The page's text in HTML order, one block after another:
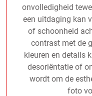
onvolledigheid
een uitdaging kan
of schoonheid
contrast met de
kleuren en details
desoriëntatie of
wordt om de
foto